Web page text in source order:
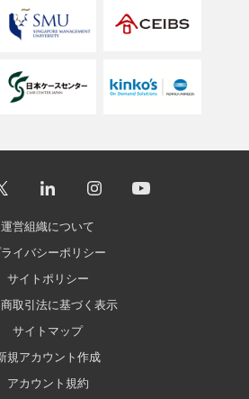
運営組織について
イバシーポリシー
サイトポリシー
取引法に基づく表示
サイトマップ
規アカウント作成
アカウント規約